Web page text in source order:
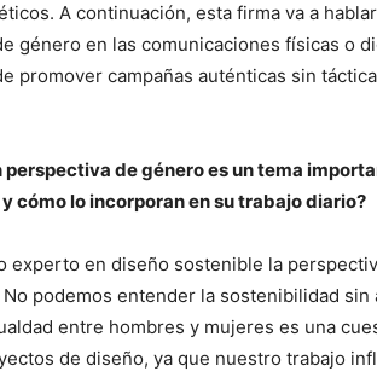
A continuación, esta firma va a
género en las comunicaciones físicas o
promover campañas auténticas sin
perspectiva de género es un tema
y cómo lo incorporan en su trabajo diario?
experto en diseño sostenible la
podemos entender la sostenibilidad sin
entre hombres y mujeres es una
de diseño, ya que nuestro trabajo